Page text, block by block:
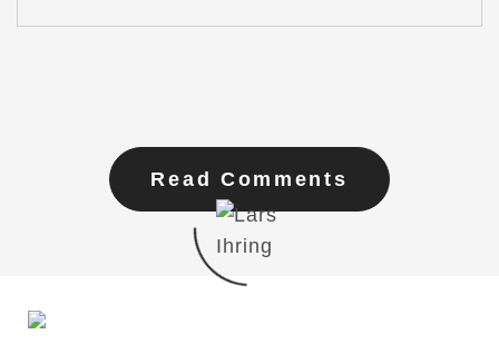
Read Comments